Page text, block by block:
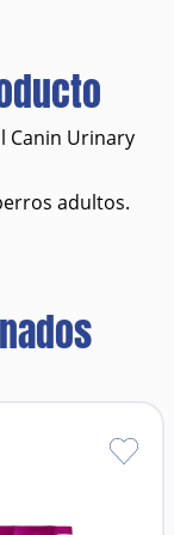
Canin Urinary
adultos.